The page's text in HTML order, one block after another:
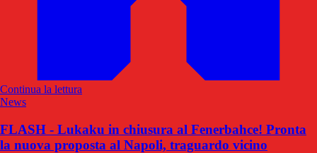
Continua la lettura
News
FLASH - Lukaku in chiusura al Fenerbahce! Pronta
la nuova proposta al Napoli, traguardo vicino